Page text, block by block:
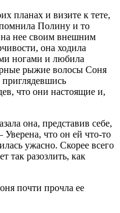
планах и визите к тете,
Полину и то
на нее своим внешним
она ходила
ногами и любила
рыжие волосы Соня
что они настоящие и,
она, представив себе,
что он ей что-то
ужасно. Скорее всего
так разозлить, как
почти прочла ее